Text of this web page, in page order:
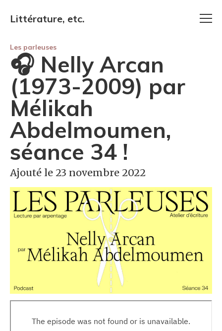
Littérature, etc.
Les parleuses
🎧 Nelly Arcan
(1973-2009) par
Mélikah
Abdelmoumen,
séance 34 !
Ajouté le 23 novembre 2022